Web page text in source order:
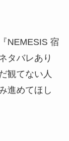
NEMESIS 宿
タバレあり
観てない人
進めてほし